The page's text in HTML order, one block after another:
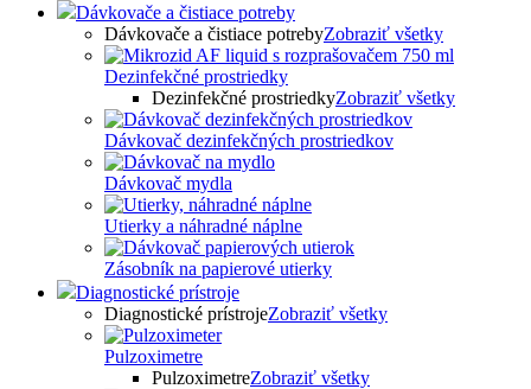
Dávkovače a čistiace potreby
Dávkovače a čistiace potrebyZobraziť všetky
Dezinfekčné prostriedky
Dezinfekčné prostriedkyZobraziť všetky
Dávkovač dezinfekčných prostriedkov
Dávkovač mydla
Utierky a náhradné náplne
Zásobník na papierové utierky
Diagnostické prístroje
Diagnostické prístrojeZobraziť všetky
Pulzoximetre
PulzoximetreZobraziť všetky